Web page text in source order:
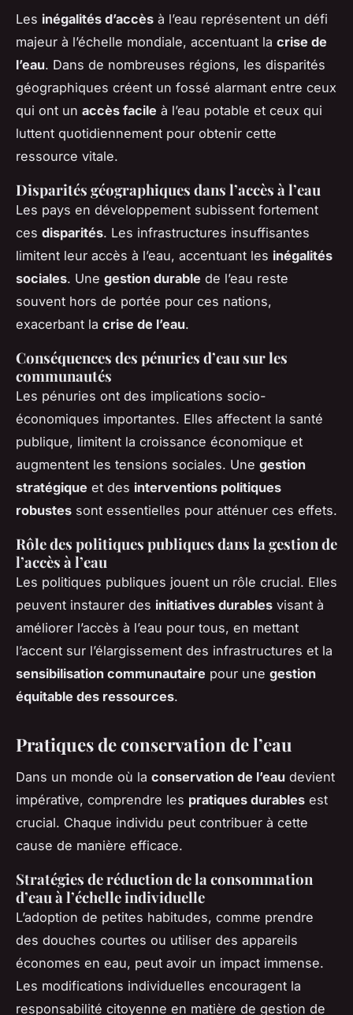
Les inégalités d’accès à l’eau représentent un défi
majeur à l’échelle mondiale, accentuant la crise de
l’eau. Dans de nombreuses régions, les disparités
géographiques créent un fossé alarmant entre ceux
qui ont un accès facile à l’eau potable et ceux qui
luttent quotidiennement pour obtenir cette
ressource vitale.
Disparités géographiques dans l’accès à l’eau
Les pays en développement subissent fortement
ces disparités. Les infrastructures insuffisantes
limitent leur accès à l’eau, accentuant les inégalités
sociales. Une gestion durable de l’eau reste
souvent hors de portée pour ces nations,
exacerbant la crise de l’eau.
Conséquences des pénuries d’eau sur les
communautés
Les pénuries ont des implications socio-
économiques importantes. Elles affectent la santé
publique, limitent la croissance économique et
augmentent les tensions sociales. Une gestion
stratégique et des interventions politiques
robustes sont essentielles pour atténuer ces effets.
Rôle des politiques publiques dans la gestion de
l’accès à l’eau
Les politiques publiques jouent un rôle crucial. Elles
peuvent instaurer des initiatives durables visant à
améliorer l’accès à l’eau pour tous, en mettant
l’accent sur l’élargissement des infrastructures et la
sensibilisation communautaire pour une gestion
équitable des ressources.
Pratiques de conservation de l’eau
Dans un monde où la conservation de l’eau devient
impérative, comprendre les pratiques durables est
crucial. Chaque individu peut contribuer à cette
cause de manière efficace.
Stratégies de réduction de la consommation
d’eau à l’échelle individuelle
L’adoption de petites habitudes, comme prendre
des douches courtes ou utiliser des appareils
économes en eau, peut avoir un impact immense.
Les modifications individuelles encouragent la
responsabilité citoyenne en matière de gestion de